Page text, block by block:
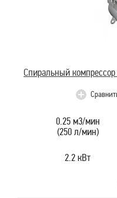
Спиральный
0.25 м3/мин
(250 л/мин)
2.2 кВт